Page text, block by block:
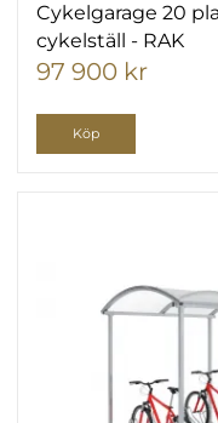
Cykelgarage 20
cykelställ - RAK
97 900 kr
Köp